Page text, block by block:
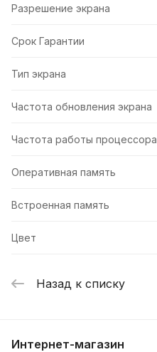
Разрешение экрана
Срок Гарантии
Тип экрана
Частота обновления экрана
Частота работы процессора
Оперативная память
Встроенная память
Цвет
Назад к списку
Интернет-магазин